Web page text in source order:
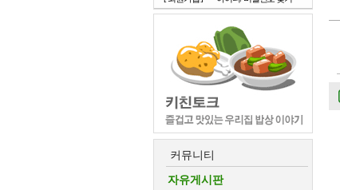
커뮤니티
자유게시판